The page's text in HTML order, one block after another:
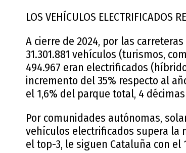
LOS VEHÍCULOS ELECTRIFICADOS
A cierre de 2024, por las
31.301.881 vehículos (turismos,
494.967 eran electrificados
incremento del 35% respecto al
el 1,6% del parque total, 4
Por comunidades autónomas,
vehículos electrificados supera la
el top-3, le siguen Cataluña con el